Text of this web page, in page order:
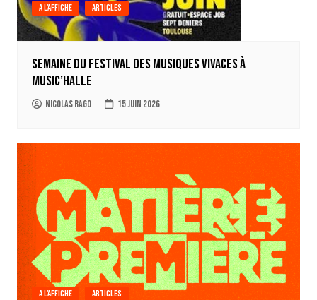
A l'affiche Articles
Semaine du festival des musiques vivaces à
Music’Halle
Nicolas Rago 15 juin 2026
A l'affiche Articles